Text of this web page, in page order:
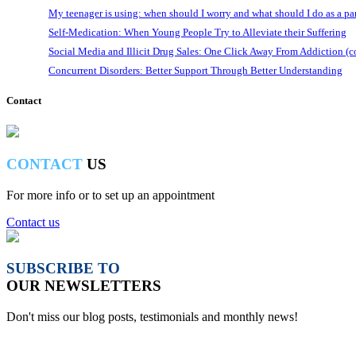
My teenager is using: when should I worry and what should I do as a
Self-Medication: When Young People Try to Alleviate their Suffering
Social Media and Illicit Drug Sales: One Click Away From Addiction
Concurrent Disorders: Better Support Through Better Understanding
Contact
CONTACT US
For more info or to set up an appointment
Contact us
SUBSCRIBE TO
OUR NEWSLETTERS
Don't miss our blog posts, testimonials and monthly news!